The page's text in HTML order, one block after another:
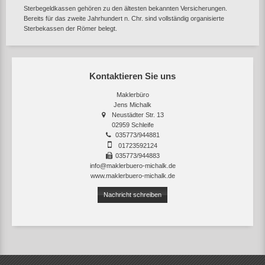
Kontaktieren Sie uns
Maklerbüro
Jens Michalk
Neustädter Str. 13
02959 Schleife
035773/944881
01723592124
035773/944883
info@maklerbuero-michalk.de
www.maklerbuero-michalk.de
Nachricht schreiben
Sterbegeldkassen gehören zu den ältesten bekannten Versicherungen.
Bereits für das zweite Jahrhundert n. Chr. sind vollständig organisierte
Sterbekassen der Römer belegt.